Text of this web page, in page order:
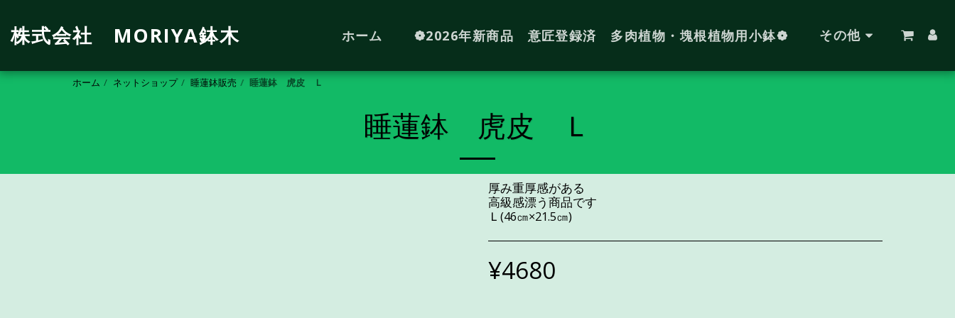
株式会社 MORIYA鉢木 ホーム ❁2026年新商品 意匠登録済 多肉植物・塊根植物用小鉢❁ その他
ホーム ネットショップ 睡蓮鉢販売 睡蓮鉢 虎皮 Ｌ
睡蓮鉢 虎皮 Ｌ
厚み重厚感がある
高級感漂う商品です
Ｌ(46㎝×21.5㎝)
¥4680